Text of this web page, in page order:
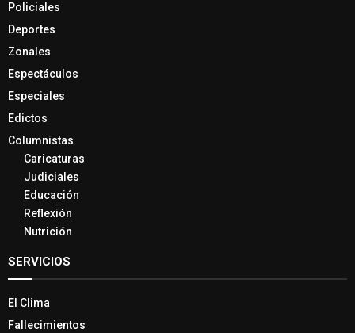
Policiales
Deportes
Zonales
Espectáculos
Especiales
Edictos
Columnistas
Caricaturas
Judiciales
Educación
Reflexión
Nutrición
SERVICIOS
El Clima
Fallecimientos